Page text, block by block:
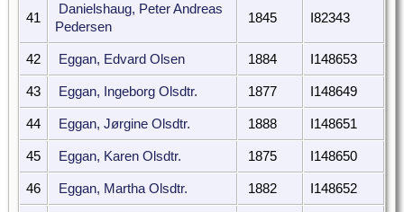
41
Danielshaug, Peter Andreas
Pedersen
1845 I82343
42 Eggan, Edvard Olsen 1884 I148653
43 Eggan, Ingeborg Olsdtr. 1877 I148649
44 Eggan, Jørgine Olsdtr. 1888 I148651
45 Eggan, Karen Olsdtr. 1875 I148650
46 Eggan, Martha Olsdtr. 1882 I148652